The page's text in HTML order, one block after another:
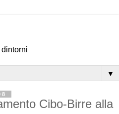
dintorni
▼
Cibo-Birre alla